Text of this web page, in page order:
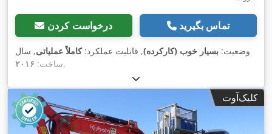
درخواست کردن تماس بگیرید
وضعیت: بسیار خوب (کارکرده), قابلیت عملکرد:کاملاً عملیاتی, سال
ساخت: ۲۰۱۶ ,
کلیک‌آوت